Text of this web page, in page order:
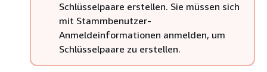
Schlüsselpaare erstellen. Sie müssen sich
mit Stammbenutzer-
Anmeldeinformationen anmelden, um
Schlüsselpaare zu erstellen.